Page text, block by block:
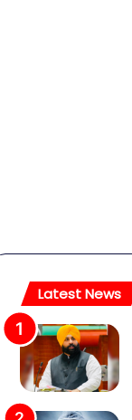
Latest News